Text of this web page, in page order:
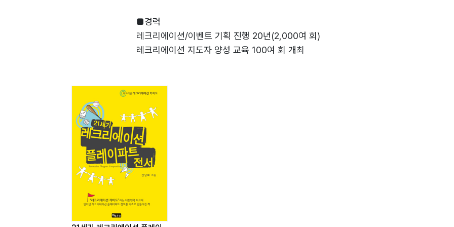
플레이파트 지도자 양성 교육 안내
교육 · 행사관련 격언
■경력
레크리에이션/이벤트 기획 진행 20년(2,000여 회)
레크리에이션 지도자 양성 교육 100여 회 개최
■주 전공
체육대회 기획 진행
레크리에이션 지도자 양성 교육
실내 레크리에이션 게임
온라인 레크리에이션 교육 프로그램 개발
레크리에이션. 이벤트 행사 기획/진행 전문
명랑운동회 전서/21세기 레크리에이션 플레이파트 전서
노인여가프로그램 전서(예정)